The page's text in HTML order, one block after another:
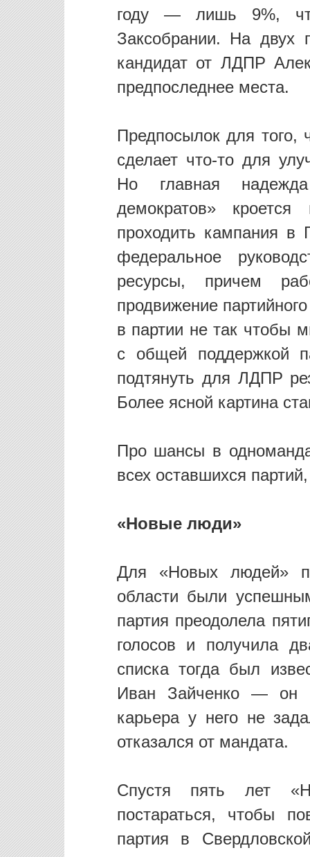
году — лишь 9%,
Заксобрании. На двух
кандидат от ЛДПР
предпоследнее места.
Предпосылок для того,
сделает что-то для
Но главная
демократов»
проходить кампания
федеральное
ресурсы, причем
продвижение
в партии не так чтобы
с общей поддержкой
подтянуть для ЛДПР
Более ясной картина
Про шансы в
всех оставшихся
«Новые люди»
Для «Новых людей»
области были
партия преодолела
голосов и получила
списка тогда был
Иван Зайченко — он
карьера у него не
отказался от мандата.
Спустя пять лет
постараться, чтобы
партия в